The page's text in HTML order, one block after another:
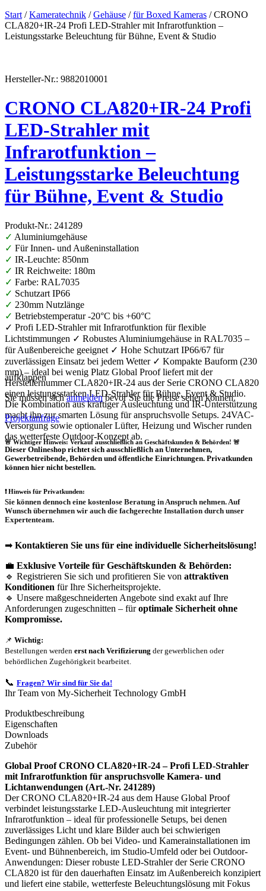
Start /Kameratechnik /Gehäuse /für Boxed Kameras / CRONO
CLA820+IR-24 Profi LED-Strahler mit Infrarotfunktion –
Leistungsstarke Beleuchtung für Bühne, Event & Studio
Hersteller-Nr.: 9882010001
CRONO CLA820+IR-24 Profi
LED-Strahler mit
Infrarotfunktion –
Leistungsstarke Beleuchtung
für Bühne, Event & Studio
Produkt-Nr.: 241289
✓ Aluminiumgehäuse
✓ Für Innen- und Außeninstallation
✓ IR-Leuchte: 850nm
✓ IR Reichweite: 180m
✓ Farbe: RAL7035
✓ Schutzart IP66
✓ 230mm Nutzlänge
✓ Betriebstemperatur -20°C bis +60°C
✓ Profi LED-Strahler mit Infrarotfunktion für flexible
Lichtstimmungen ✓ Robustes Aluminiumgehäuse in RAL7035 –
für Außenbereiche geeignet ✓ Hohe Schutzart IP66/67 für
zuverlässigen Einsatz bei jedem Wetter ✓ Kompakte Bauform (230
mm) – ideal bei wenig Platz Global Proof liefert mit der
Herstellernummer CLA820+IR-24 aus der Serie CRONO CLA820
einen leistungsstarken LED-Strahler für Bühne, Event & Studio.
Die Kombination aus kräftiger Ausleuchtung und IR-Unterstützung
macht ihn zur smarten Lösung für anspruchsvolle Setups. 24VAC-
Versorgung sowie optionaler Lüfter, Heizung und Wischer runden
das wetterfeste Outdoor-Konzept ab.
aufklappen
Sie müssen sichanmeldenbevor Sie die Preise sehen können.
Projektanfrage
🚨 Wichtiger Hinweis: Verkauf ausschließlich an Geschäftskunden & Behörden! 🚨
Dieser Onlineshop richtet sich ausschließlich an Unternehmen,
Gewerbetreibende, Behörden und öffentliche Einrichtungen. Privatkunden
können hier nicht bestellen.
❗Hinweis für Privatkunden:
Sie können dennoch eine kostenlose Beratung in Anspruch nehmen. Auf
Wunsch übernehmen wir auch die fachgerechte Installation durch unser
Expertenteam.
➡ Kontaktieren Sie uns für eine individuelle Sicherheitslösung!
💼 Exklusive Vorteile für Geschäftskunden & Behörden:
🔹 Registrieren Sie sich und profitieren Sie von attraktiven
Konditionen für Ihre Sicherheitsprojekte.
🔹 Unsere maßgeschneiderten Angebote sind exakt auf Ihre
Anforderungen zugeschnitten – füroptimale Sicherheit ohne
Kompromisse.
📌 Wichtig:
Bestellungen werden erst nach Verifizierung der gewerblichen oder
behördlichen Zugehörigkeit bearbeitet.
📞 Fragen? Wir sind für Sie da!
Ihr Team von My-Sicherheit Technology GmbH
Produktbeschreibung
Eigenschaften
Downloads
Zubehör
Global Proof CRONO CLA820+IR-24 – Profi LED-Strahler
mit Infrarotfunktion für anspruchsvolle Kamera- und
Lichtanwendungen (Art.-Nr. 241289)
Der CRONO CLA820+IR-24 aus dem Hause Global Proof
verbindet leistungsstarke LED-Ausleuchtung mit integrierter
Infrarotfunktion – ideal für professionelle Setups, bei denen
zuverlässiges Licht und klare Bilder auch bei schwierigen
Bedingungen zählen. Ob bei Video- und Kamerainstallationen im
Event- und Bühnenbereich, im Studio-Umfeld oder bei Outdoor-
Anwendungen: Dieser robuste LED-Strahler der Serie CRONO
CLA820 ist für den dauerhaften Einsatz im Außenbereich konzipiert
und liefert eine stabile, wetterfeste Beleuchtungslösung mit Fokus